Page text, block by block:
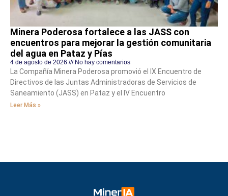
Minera Poderosa fortalece a las JASS con
encuentros para mejorar la gestión comunitaria
del agua en Pataz y Pías
4 de agosto de 2026 No hay comentarios
La Compañía Minera Poderosa promovió el IX Encuentro de
Directivos de las Juntas Administradoras de Servicios de
Saneamiento (JASS) en Pataz y el IV Encuentro
Leer Más »